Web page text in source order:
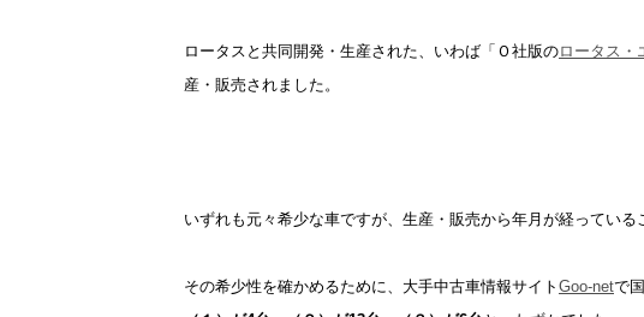
ロータスと共同開発・生産された、いわば「Ｏ社版のロータス・
産・販売されました。
いずれも元々希少な車ですが、生産・販売から年月が経ってい
その希少性を確かめるために、大手中古車情報サイト Goo-netで